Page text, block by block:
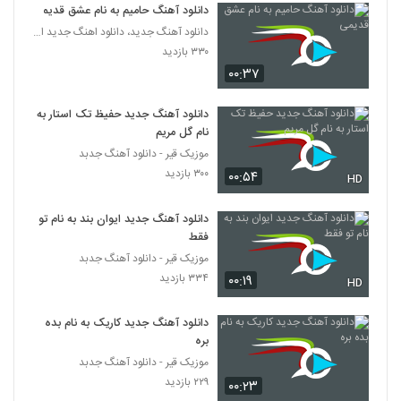
دانلود آهنگ فرهاد معرفی معجزه
5286
۲۲۴ بازدید
علی سفلی آهنگ دیوونه
۲۹۷ بازدید
موریساکت آهنگ روانی
5289
Dobare
موزیک زیبای رنگ چشمات (به همراه مهدی
آذر) از مهدی حسینی
۰۰:۳۷
دانلود آهنگ حامیم به نام عشق قدیمی
دانلود آهنگ جدید، دانلود اهنگ جدید ایرانی
۳۳۰ بازدید
۰۰:۵۴ HD
دانلود آهنگ جدید حفیظ تک استار به
نام گل مریم
موزیک قیر - دانلود آهنگ جدبد
۳۰۰ بازدید
۰۰:۱۹ HD
دانلود آهنگ جدید ایوان بند به نام تو
فقط
موزیک قیر - دانلود آهنگ جدبد
۳۳۴ بازدید
۰۰:۲۳
دانلود آهنگ جدید کاریک به نام بده
بره
موزیک قیر - دانلود آهنگ جدبد
۲۲۹ بازدید